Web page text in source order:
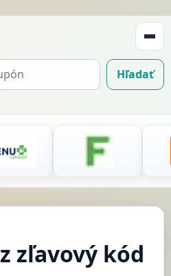
Hľadať
zľavový kód